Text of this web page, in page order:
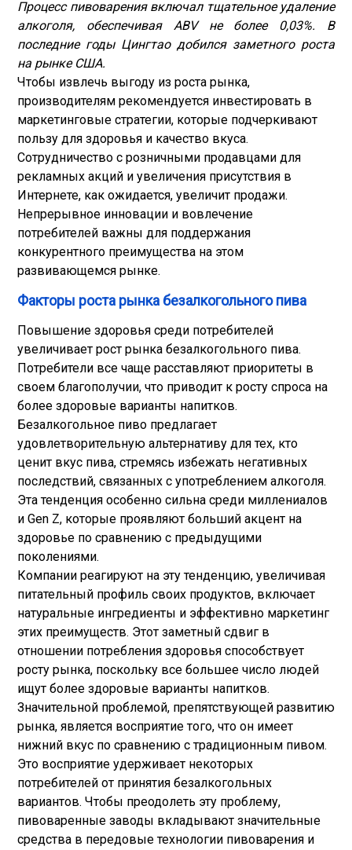
Процесс пивоварения включал тщательное удаление
алкоголя, обеспечивая ABV не более 0,03%. В
последние годы Цингтао добился заметного роста
на рынке США.
Чтобы извлечь выгоду из роста рынка,
производителям рекомендуется инвестировать в
маркетинговые стратегии, которые подчеркивают
пользу для здоровья и качество вкуса.
Сотрудничество с розничными продавцами для
рекламных акций и увеличения присутствия в
Интернете, как ожидается, увеличит продажи.
Непрерывное инновации и вовлечение
потребителей важны для поддержания
конкурентного преимущества на этом
развивающемся рынке.
Факторы роста рынка безалкогольного пива
Повышение здоровья среди потребителей
увеличивает рост рынка безалкогольного пива.
Потребители все чаще расставляют приоритеты в
своем благополучии, что приводит к росту спроса на
более здоровые варианты напитков.
Безалкогольное пиво предлагает
удовлетворительную альтернативу для тех, кто
ценит вкус пива, стремясь избежать негативных
последствий, связанных с употреблением алкоголя.
Эта тенденция особенно сильна среди миллениалов
и Gen Z, которые проявляют больший акцент на
здоровье по сравнению с предыдущими
поколениями.
Компании реагируют на эту тенденцию, увеличивая
питательный профиль своих продуктов, включает
натуральные ингредиенты и эффективно маркетинг
этих преимуществ. Этот заметный сдвиг в
отношении потребления здоровья способствует
росту рынка, поскольку все большее число людей
ищут более здоровые варианты напитков.
Значительной проблемой, препятствующей развитию
рынка, является восприятие того, что он имеет
нижний вкус по сравнению с традиционным пивом.
Это восприятие удерживает некоторых
потребителей от принятия безалкогольных
вариантов. Чтобы преодолеть эту проблему,
пивоваренные заводы вкладывают значительные
средства в передовые технологии пивоварения и